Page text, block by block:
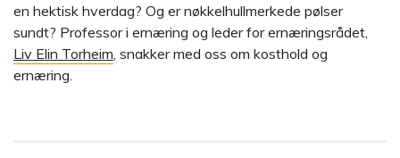
en hektisk hverdag? Og er nøkkelhullmerkede pølser
sundt? Professor i ernæring og leder for ernæringsrådet,
Liv Elin Torheim, snakker med oss om kosthold og
ernæring.